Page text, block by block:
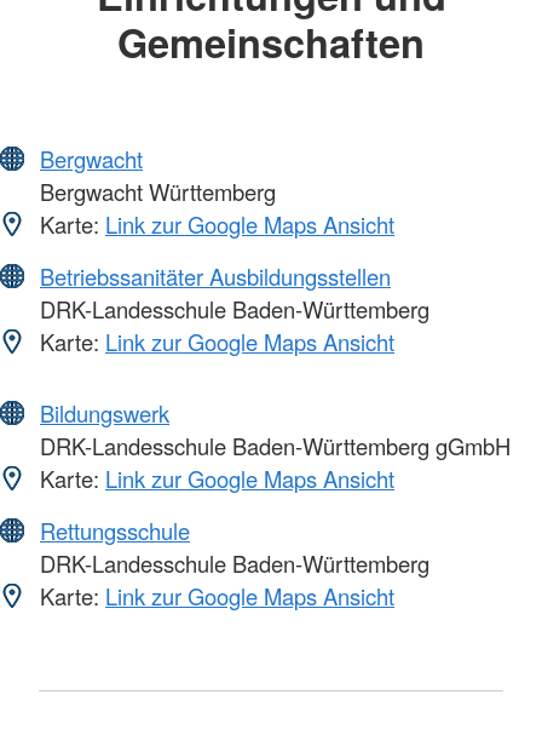
Gemeinschaften
Bergwacht
Bergwacht Württemberg
Karte: Link zur Google Maps Ansicht
Betriebssanitäter Ausbildungsstellen
DRK-Landesschule Baden-Württemberg
Karte: Link zur Google Maps Ansicht
Bildungswerk
DRK-Landesschule Baden-Württemberg gGmbH
Karte: Link zur Google Maps Ansicht
Rettungsschule
DRK-Landesschule Baden-Württemberg
Karte: Link zur Google Maps Ansicht